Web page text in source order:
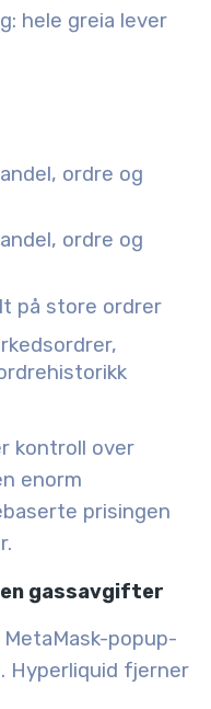
hele greia lever
ordre og
ordre og
på store ordrer
kontroll over
enorm
prisingen
gassavgifter
popup-
Hyperliquid fjerner